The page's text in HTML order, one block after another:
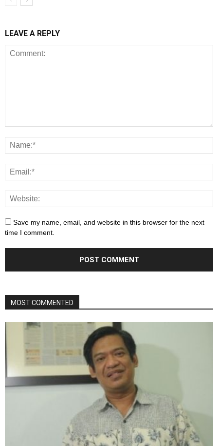
LEAVE A REPLY
Save my name, email, and website in this browser for the next
time I comment.
MOST COMMENTED